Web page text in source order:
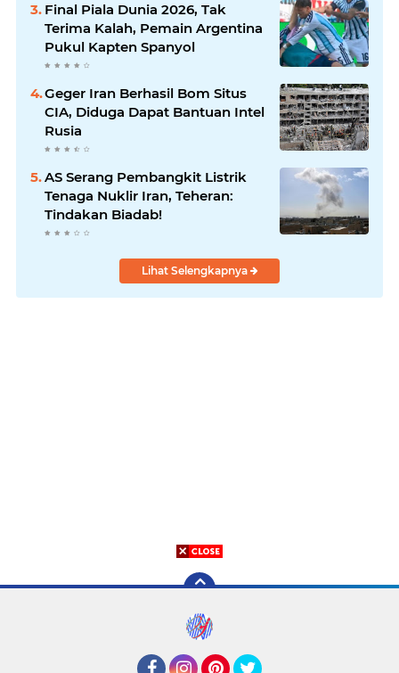
Final Piala Dunia 2026, Tak
Terima Kalah, Pemain Argentina
Pukul Kapten Spanyol
Geger Iran Berhasil Bom Situs
CIA, Diduga Dapat Bantuan Intel
Rusia
AS Serang Pembangkit Listrik
Tenaga Nuklir Iran, Teheran:
Tindakan Biadab!
Lihat Selengkapnya